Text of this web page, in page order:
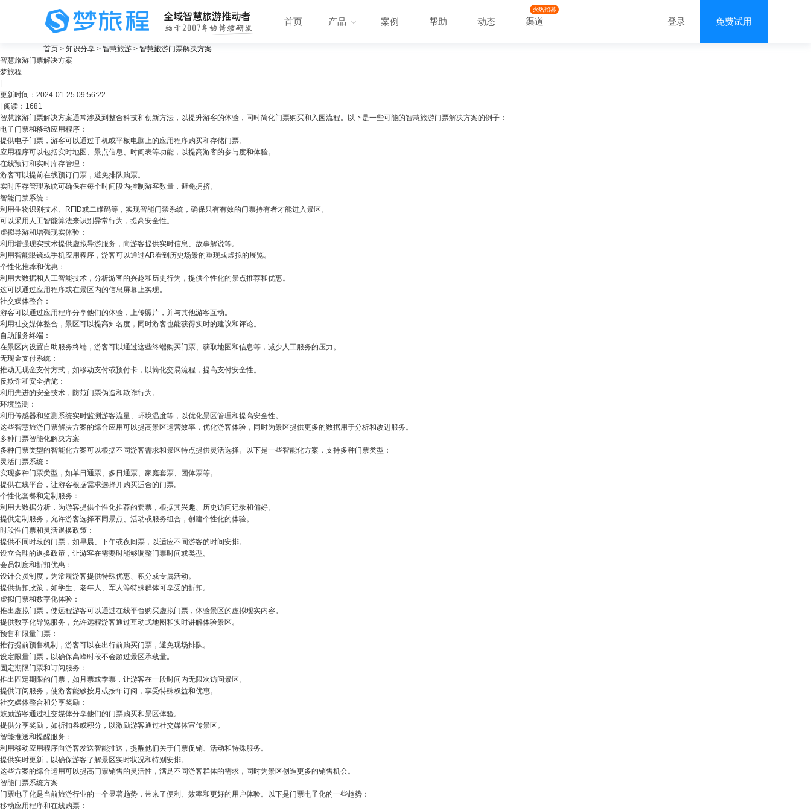
首页 产品 案例 帮助 动态
火热招募
渠道 登录 免费试用
首页 > 知识分享 > 智慧旅游 > 智慧旅游门票解决方案
智慧旅游门票解决方案
梦旅程
更新时间：2024-01-25 09:56:22
| 阅读：1681
智慧旅游门票解决方案通常涉及到整合科技和创新方法，以提升游客的体验，同时简化门票购买和入园流程。以下是一些可能的智慧旅游门票解决方案的例子：
电子门票和移动应用程序：
提供电子门票，游客可以通过手机或平板电脑上的应用程序购买和存储门票。
应用程序可以包括实时地图、景点信息、时间表等功能，以提高游客的参与度和体验。
在线预订和实时库存管理：
游客可以提前在线预订门票，避免排队购票。
实时库存管理系统可确保在每个时间段内控制游客数量，避免拥挤。
智能门禁系统：
利用生物识别技术、RFID或二维码等，实现智能门禁系统，确保只有有效的门票持有者才能进入景区。
可以采用人工智能算法来识别异常行为，提高安全性。
虚拟导游和增强现实体验：
利用增强现实技术提供虚拟导游服务，向游客提供实时信息、故事解说等。
利用智能眼镜或手机应用程序，游客可以通过AR看到历史场景的重现或虚拟的展览。
个性化推荐和优惠：
利用大数据和人工智能技术，分析游客的兴趣和历史行为，提供个性化的景点推荐和优惠。
这可以通过应用程序或在景区内的信息屏幕上实现。
社交媒体整合：
游客可以通过应用程序分享他们的体验，上传照片，并与其他游客互动。
利用社交媒体整合，景区可以提高知名度，同时游客也能获得实时的建议和评论。
自助服务终端：
在景区内设置自助服务终端，游客可以通过这些终端购买门票、获取地图和信息等，减少人工服务的压力。
无现金支付系统：
推动无现金支付方式，如移动支付或预付卡，以简化交易流程，提高支付安全性。
反欺诈和安全措施：
利用先进的安全技术，防范门票伪造和欺诈行为。
环境监测：
利用传感器和监测系统实时监测游客流量、环境温度等，以优化景区管理和提高安全性。
这些智慧旅游门票解决方案的综合应用可以提高景区运营效率，优化游客体验，同时为景区提供更多的数据用于分析和改进服务。
多种门票智能化解决方案
多种门票类型的智能化方案可以根据不同游客需求和景区特点提供灵活选择。以下是一些智能化方案，支持多种门票类型：
灵活门票系统：
实现多种门票类型，如单日通票、多日通票、家庭套票、团体票等。
提供在线平台，让游客根据需求选择并购买适合的门票。
个性化套餐和定制服务：
利用大数据分析，为游客提供个性化推荐的套票，根据其兴趣、历史访问记录和偏好。
提供定制服务，允许游客选择不同景点、活动或服务组合，创建个性化的体验。
时段性门票和灵活退换政策：
提供不同时段的门票，如早晨、下午或夜间票，以适应不同游客的时间安排。
设立合理的退换政策，让游客在需要时能够调整门票时间或类型。
会员制度和折扣优惠：
设计会员制度，为常规游客提供特殊优惠、积分或专属活动。
提供折扣政策，如学生、老年人、军人等特殊群体可享受的折扣。
虚拟门票和数字化体验：
推出虚拟门票，使远程游客可以通过在线平台购买虚拟门票，体验景区的虚拟现实内容。
提供数字化导览服务，允许远程游客通过互动式地图和实时讲解体验景区。
预售和限量门票：
推行提前预售机制，游客可以在出行前购买门票，避免现场排队。
设定限量门票，以确保高峰时段不会超过景区承载量。
固定期限门票和订阅服务：
推出固定期限的门票，如月票或季票，让游客在一段时间内无限次访问景区。
提供订阅服务，使游客能够按月或按年订阅，享受特殊权益和优惠。
社交媒体整合和分享奖励：
鼓励游客通过社交媒体分享他们的门票购买和景区体验。
提供分享奖励，如折扣券或积分，以激励游客通过社交媒体宣传景区。
智能推送和提醒服务：
利用移动应用程序向游客发送智能推送，提醒他们关于门票促销、活动和特殊服务。
提供实时更新，以确保游客了解景区实时状况和特别安排。
这些方案的综合运用可以提高门票销售的灵活性，满足不同游客群体的需求，同时为景区创造更多的销售机会。
智能门票系统方案
门票电子化是当前旅游行业的一个显著趋势，带来了便利、效率和更好的用户体验。以下是门票电子化的一些趋势：
移动应用程序和在线购票：